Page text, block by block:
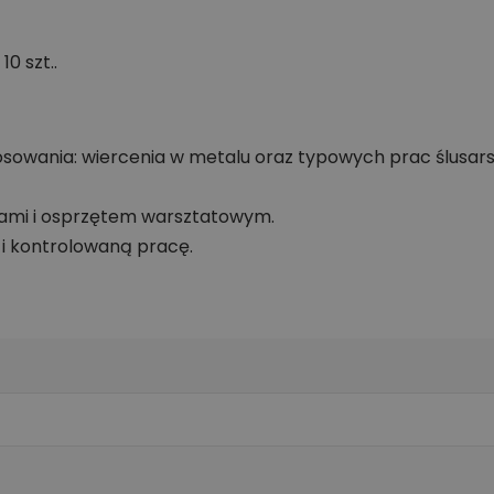
szt..
wiercenia w metalu oraz typowych prac
i osprzętem warsztatowym.
kontrolowaną pracę.